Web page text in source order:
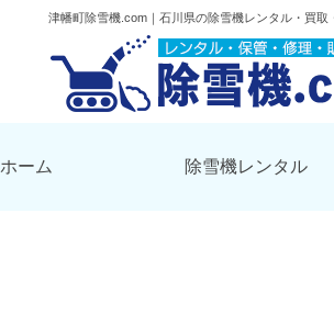
津幡町除雪機.com｜石川県の除雪機レンタル・買
ホーム 除雪機レンタル